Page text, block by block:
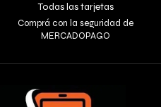
Todas las tarjetas
Comprá con la seguridad de
MERCADOPAGO